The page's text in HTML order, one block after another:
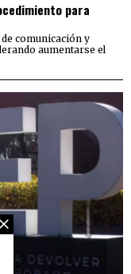
para
comunicación y
aumentarse el